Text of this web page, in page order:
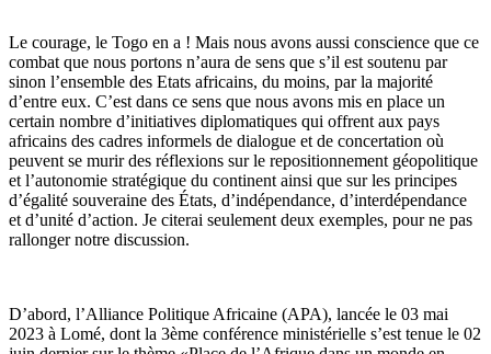
Le courage, le Togo en a ! Mais nous avons aussi conscience que ce
combat que nous portons n’aura de sens que s’il est soutenu par
sinon l’ensemble des Etats africains, du moins, par la majorité
d’entre eux. C’est dans ce sens que nous avons mis en place un
certain nombre d’initiatives diplomatiques qui offrent aux pays
africains des cadres informels de dialogue et de concertation où
peuvent se murir des réflexions sur le repositionnement géopolitique
et l’autonomie stratégique du continent ainsi que sur les principes
d’égalité souveraine des États, d’indépendance, d’interdépendance
et d’unité d’action. Je citerai seulement deux exemples, pour ne pas
rallonger notre discussion.
D’abord, l’Alliance Politique Africaine (APA), lancée le 03 mai
2023 à Lomé, dont la 3ème conférence ministérielle s’est tenue le 02